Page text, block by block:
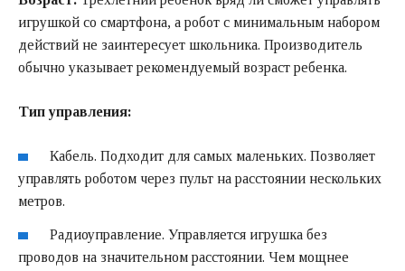
игрушкой со смартфона, а робот с минимальным набором
действий не заинтересует школьника. Производитель
обычно указывает рекомендуемый возраст ребенка.
Тип управления:
Кабель. Подходит для самых маленьких. Позволяет
управлять роботом через пульт на расстоянии нескольких
метров.
Радиоуправление. Управляется игрушка без
проводов на значительном расстоянии. Чем мощнее